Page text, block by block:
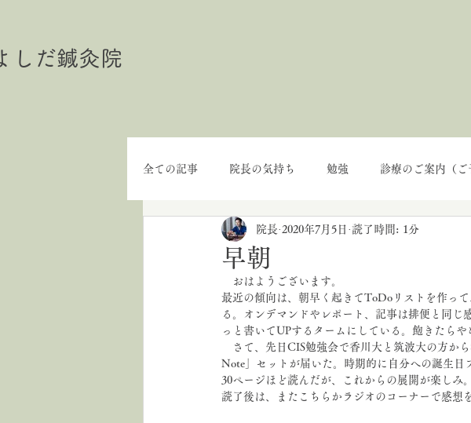
しだ鍼灸院
全ての記事 院長の気持ち 勉強 診療のご案内（ご
早朝
院長 2020年7月5日 読了時間: 1分
おはようございます。
最近の傾向は、朝早く起きてToDoリストを作っ
る。オンデマンドやレポート、記事は排便と同じ
っと書いてUPするタームにしている。飽きたらや
さて、先日CIS勉強会で香川大と筑波大の方か
Note」セットが届いた。時期的に自分への誕生日
30ページほど読んだが、これからの展開が楽しみ。
読了後は、またこちらかラジオのコーナーで感想